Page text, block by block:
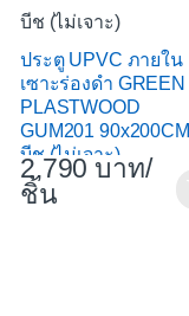
ประตู UPVC ภายใน
เซาะร่องดำ GREEN
PLASTWOOD
GUM201 90x200CM
บีช (ไม่เจาะ)
2,790
/
ชิ้น